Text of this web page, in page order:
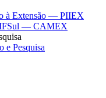
à Extensão — PIIEX
IFSul — CAMEX
e Pesquisa